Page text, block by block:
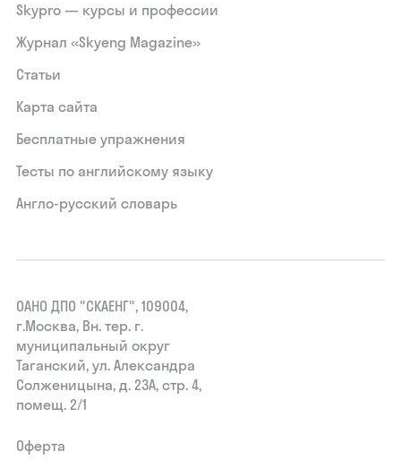
Skypro — курсы и профессии
Журнал «Skyeng Magazine»
Статьи
Карта сайта
Бесплатные упражнения
Тесты по английскому языку
Англо-русский словарь
ОАНО ДПО "СКАЕНГ", 109004,
г.Москва, Вн. тер. г.
муниципальный округ
Таганский, ул. Александра
Солженицына, д. 23А, стр. 4,
помещ. 2/1
Оферта